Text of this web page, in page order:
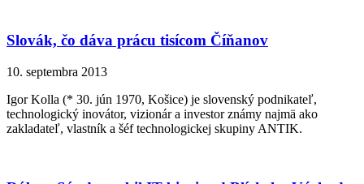
Slovák, čo dáva prácu tisícom Číňanov
10. septembra 2013
Igor Kolla (* 30. jún 1970, Košice) je slovenský podnikateľ,
technologický inovátor, vizionár a investor známy najmä ako
zakladateľ, vlastník a šéf technologickej skupiny ANTIK.